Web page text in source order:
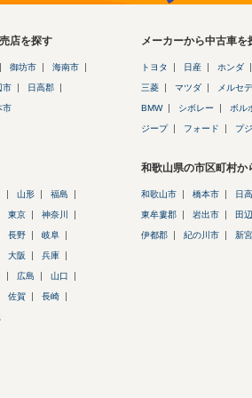
店を探す
御坊市 海南市
市 日高郡
市
メーカーから中古車を
トヨタ 日産 ホンダ
三菱 マツダ メルセ
BMW シボレー ボル
ジープ フォード プ
山形 福島
東京 神奈川
長野 岐阜
大阪 兵庫
広島 山口
佐賀 長崎
和歌山県の市区町村か
和歌山市 橋本市 日
東牟婁郡 岩出市 田
伊都郡 紀の川市 新